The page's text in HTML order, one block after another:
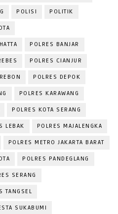
POLISI POLITIK
POLRES BANJAR
POLRES CIANJUR
POLRES DEPOK
POLRES KARAWANG
POLRES KOTA SERANG
LEBAK POLRES MAJALENGKA
POLRES METRO JAKARTA BARAT
POLRES PANDEGLANG
SERANG
TANGSEL
SUKABUMI